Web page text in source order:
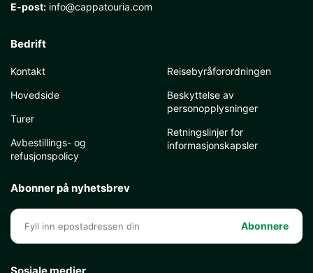
E-post: info@cappatouria.com
Bedrift
Kontakt
Hovedside
Turer
Avbestillings- og
refusjonspolicy
Reisebyråforordningen
Beskyttelse av
personopplysninger
Retningslinjer for
informasjonskapsler
Abonner på nyhetsbrev
Abonnere
Sosiale medier